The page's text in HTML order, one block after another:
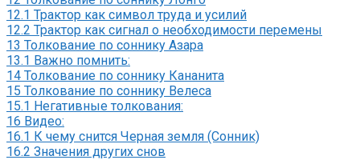
12.1 Трактор как символ труда и усилий
12.2 Трактор как сигнал о необходимости перемены
13 Толкование по соннику Азара
13.1 Важно помнить:
14 Толкование по соннику Кананита
15 Толкование по соннику Велеса
15.1 Негативные толкования:
16 Видео:
16.1 К чему снится Черная земля (Сонник)
16.2 Значения других снов